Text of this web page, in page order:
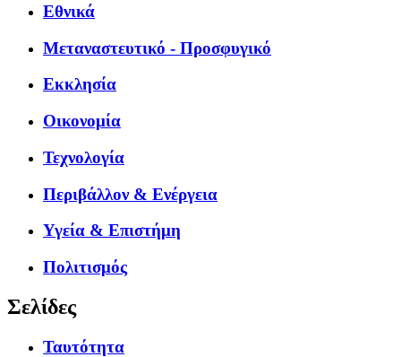
Εθνικά
Μεταναστευτικό - Προσφυγικό
Εκκλησία
Οικονομία
Τεχνολογία
Περιβάλλον & Ενέργεια
Υγεία & Επιστήμη
Πολιτισμός
Σελίδες
Ταυτότητα